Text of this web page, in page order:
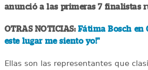
anunció a las primeras 7 finalistas
OTRAS NOTICIAS: Fátima Bosch en
este lugar me siento yo!"
Ellas son las representantes que